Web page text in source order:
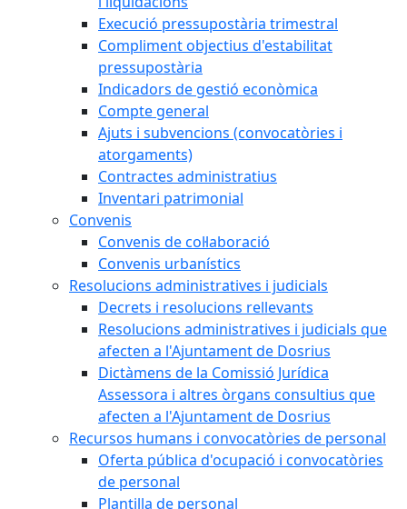
Execució pressupostària trimestral
Compliment objectius d'estabilitat
pressupostària
Indicadors de gestió econòmica
Compte general
Ajuts i subvencions (convocatòries i
atorgaments)
Contractes administratius
Inventari patrimonial
Convenis
Convenis de col·laboració
Convenis urbanístics
Resolucions administratives i judicials
Decrets i resolucions rellevants
Resolucions administratives i judicials que
afecten a l'Ajuntament de Dosrius
Dictàmens de la Comissió Jurídica
Assessora i altres òrgans consultius que
afecten a l'Ajuntament de Dosrius
Recursos humans i convocatòries de personal
Oferta pública d'ocupació i convocatòries
de personal
Plantilla de personal